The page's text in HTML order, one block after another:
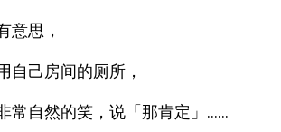
意思，
自己房间的厕所，
常自然的笑，说「那肯定」......